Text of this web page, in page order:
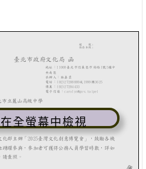
在全螢幕中檢視